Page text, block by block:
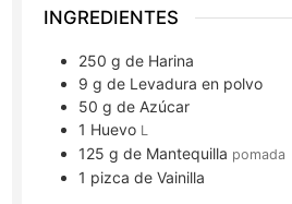
INGREDIENTES
250 g de Harina
9 g de Levadura en polvo
50 g de Azúcar
1 Huevo L
125 g de Mantequilla pomada
1 pizca de Vainilla